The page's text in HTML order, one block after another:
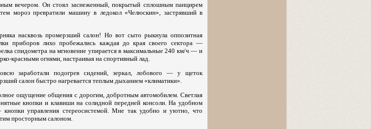
вечером. Он стоял заснеженный, покрытый сплошным панцирем
мороз превратили машину в ледокол «Челюскин», застрявший в
насквозь промерзший салон! Но вот сыто рыкнула оппозитная
приборов лихо пробежались каждая до края своего сектора —
спидометра на мгновение упирается в максимальные 240 км/ч — и
красными огнями, настраивая на спортивный лад.
заработали подогрев сидений, зеркал, лобового — у щеток
салон быстро нагревается теплым дыханием «климатики».
ощущение общения с дорогим, добротным автомобилем. Светлая
кнопки и клавиши на солидной передней консоли. На удобном
управления стереосистемой. Мне так удобно и уютно, что
просторным салоном.